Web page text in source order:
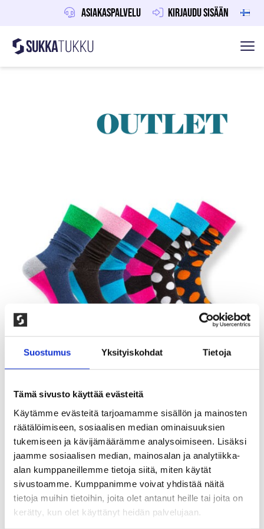
Suostumus Yksityiskohdat Tietoja
Tämä sivusto käyttää evästeitä
Käytämme evästeitä tarjoamamme sisällön ja mainosten
räätälöimiseen, sosiaalisen median ominaisuuksien
tukemiseen ja kävijämäärämme analysoimiseen. Lisäksi
jaamme sosiaalisen median, mainosalan ja analytiikka-
alan kumppaneillemme tietoja siitä, miten käytät
sivustoamme. Kumppanimme voivat yhdistää näitä
tietoja muihin tietoihin, joita olet antanut heille tai joita on
kerätty, kun olet käyttänyt heidän palvelujaan.
Asiakaspalvelu Kirjaudu sisään
Hoppa till innehåll
Sukkatukku
DOT & STRIPE SOCKS
100,00kr
Laadukkaat ohuet sukat kestävästä
kampapuuvillasta. Saumaton varvasosa. Pehmeä
sukka joka istuu hyvin jalassa. 80% puuvillaa, 15%
polyamidia, 5% elastaania. Konepesu: 60°,